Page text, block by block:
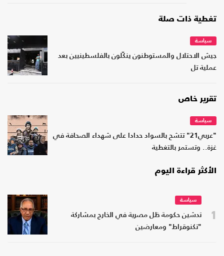
تغطية ذات صلة
سياسة
جيش الاحتلال والمستوطنون ينكّلون بالفلسطينيين بعد
عملية تل
تقرير خاص
سياسة
"عربي21" تتشح بالسواد حدادا على شهداء الصحافة في
غزة.. وتستمر بالتغطية
الأكثر قراءة اليوم
1
سياسة
تدشين حكومة ظل مصرية في الخارج بمشاركة
"تكنوقراط" ومعارضين